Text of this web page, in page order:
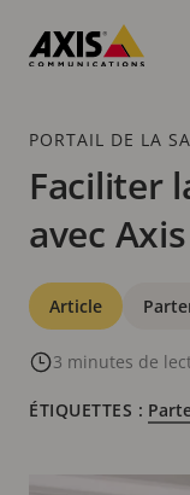
contenu
Fil
d'Ariane
PORTAIL DE LA
Faciliter
avec Axis
Catégories
Article
3 minutes de
ÉTIQUETTES :